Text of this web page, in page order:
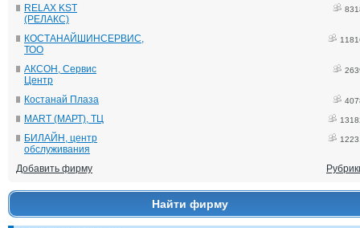
RELAX KST
(РЕЛАКС)
КОСТАНАЙШИНСЕРВИС,
ТОО
АКСОН, Сервис
Центр
Костанай Плаза
MART (МАРТ), ТЦ
БИЛАЙН, центр
обслуживания
Добавить фирму
Найти фирму